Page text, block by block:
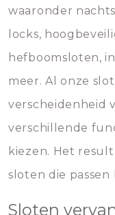
waaronder
locks,
hefboomsloten,
meer. Al onze
verscheidenheid
verschillende
kiezen. Het
sloten die
Sloten